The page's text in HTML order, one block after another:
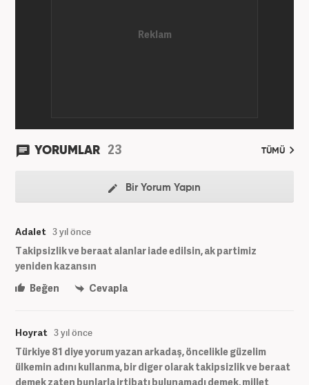
YORUMLAR 23 TÜMÜ
Bir Yorum Yapın
Adalet 3 yıl önce
Takipsizlik ve beraat alanlar iade edilsin, ak partimiz
yeniden kazansın
Beğen
Cevapla
Hoyrat 3 yıl önce
Türkiye 81 diye yorum yazan arkadaş, öncelikle güzelim
ülkemin adını kullanma, bir diger olarak takipsizlik ve beraat
demek zaten bunlarla irtibatı bulunamadı demek, millet